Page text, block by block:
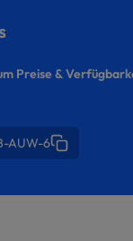
Preise &
AUW-6